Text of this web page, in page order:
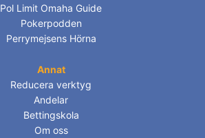
Pol Limit Omaha Guide
Pokerpodden
Perrymejsens Hörna
Annat
Reducera verktyg
Andelar
Bettingskola
Om oss